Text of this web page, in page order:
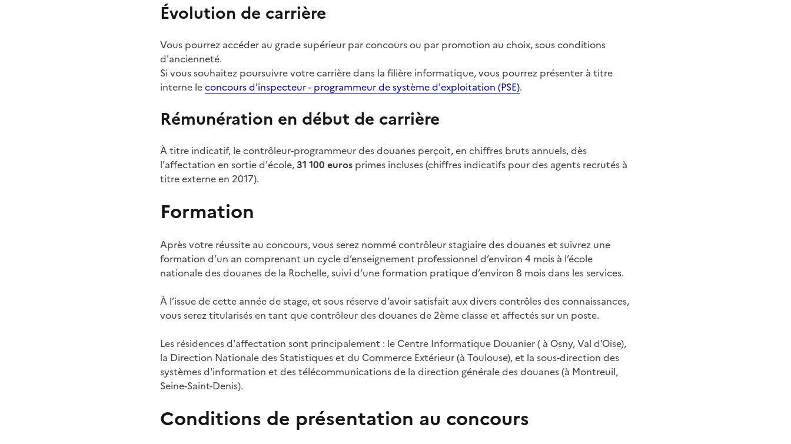
Évolution de carrière
Vous pourrez accéder au grade supérieur par concours ou par promotion au choix, sous conditions
d'ancienneté.
Si vous souhaitez poursuivre votre carrière dans la filière informatique, vous pourrez présenter à titre
interne leconcours d'inspecteur- programmeur de système d'exploitation (PSE).
Rémunération en début de carrière
À titre indicatif, le contrôleur-programmeur des douanes perçoit, en chiffres bruts annuels, dès
l'affectation en sortie d'école,31 100 euros primes incluses (chiffres indicatifs pour des agents recrutés à
titre externe en 2017).
Formation
Après votre réussite au concours, vous serez nommé contrôleur stagiaire des douanes et suivrez une
formation d’un an comprenant un cycle d’enseignement professionnel d’environ 4 mois à l’école
nationale des douanes de la Rochelle, suivi d’une formation pratique d’environ 8 mois dans les services.
À l’issue de cette année de stage, et sous réserve d’avoir satisfait aux divers contrôles des connaissances,
vous serez titularisés en tant que contrôleur des douanes de 2ème classe et affectés sur un poste.
Les résidences d'affectation sont principalement : le Centre Informatique Douanier ( à Osny, Val d'Oise),
la Direction Nationale des Statistiques et du Commerce Extérieur (à Toulouse), et la sous-direction des
systèmes d'information et des télécommunications de la direction générale des douanes (à Montreuil,
Seine-Saint-Denis).
Conditions de présentation au concours